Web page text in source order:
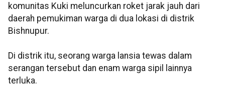
komunitas Kuki meluncurkan roket jarak jauh dari
daerah pemukiman warga di dua lokasi di distrik
Bishnupur.
Di distrik itu, seorang warga lansia tewas dalam
serangan tersebut dan enam warga sipil lainnya
terluka.